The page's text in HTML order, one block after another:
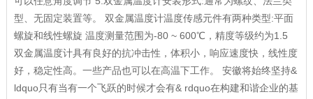
型、无固定装置等。 双金属温度计温度传感元件有两种类型:平面
螺旋和线性螺旋 温度测量范围为-80 ~ 600℃，精度等级约为1.5
双金属温度计具有良好的抗冲击性，体积小，响应速度快，线性度
好，稳定性高。一些产品也可以在高温下工作。 安徽将始终坚持&
ldquo只有当有一个飞跃的时候才会有& rdquo在构建和谐企业的基